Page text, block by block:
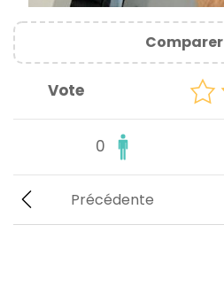
Comparer
Vote
0
Précédente